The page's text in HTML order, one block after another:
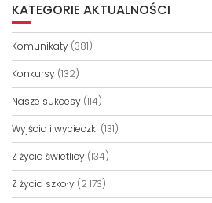
KATEGORIE AKTUALNOŚCI
Komunikaty (381)
Konkursy (132)
Nasze sukcesy (114)
Wyjścia i wycieczki (131)
Z życia świetlicy (134)
Z życia szkoły (2 173)